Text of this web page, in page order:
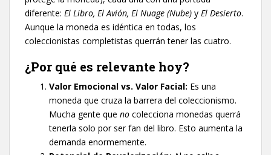
diferente: El Libro, El Avión, El Nuage (Nube) y El Desierto.
Aunque la moneda es idéntica en todas, los
coleccionistas completistas querrán tener las cuatro.
​¿Por qué es relevante hoy?
Valor Emocional vs. Valor Facial: Es una
moneda que cruza la barrera del coleccionismo.
Mucha gente que no colecciona monedas querrá
tenerla solo por ser fan del libro. Esto aumenta la
demanda enormemente.